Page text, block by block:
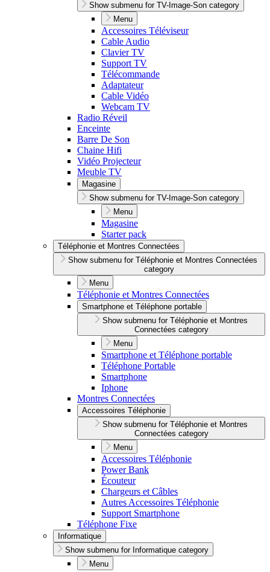
Show submenu for TV-Image-Son category
Menu
Accessoires Téléviseur
Cable Audio
Clavier TV
Support TV
Télécommande
Adaptateur
Cable Vidéo
Webcam TV
Radio Réveil
Enceinte
Barre De Son
Chaine Hifi
Vidéo Projecteur
Meuble TV
Magasine
Show submenu for TV-Image-Son category
Menu
Magasine
Starter pack
Téléphonie et Montres Connectées
Show submenu for Téléphonie et Montres Connectées
category
Menu
Téléphonie et Montres Connectées
Smartphone et Téléphone portable
Show submenu for Téléphonie et Montres
Connectées category
Menu
Smartphone et Téléphone portable
Téléphone Portable
Smartphone
Iphone
Montres Connectées
Accessoires Téléphonie
Show submenu for Téléphonie et Montres
Connectées category
Menu
Accessoires Téléphonie
Power Bank
Écouteur
Chargeurs et Câbles
Autres Accessoires Téléphonie
Support Smartphone
Téléphone Fixe
Informatique
Show submenu for Informatique category
Menu